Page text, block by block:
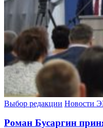
Выбор редакции Новости
Роман Бусаргин